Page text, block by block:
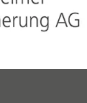
und Juweliere
Diese tragen